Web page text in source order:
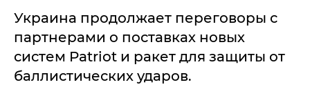
Украина продолжает переговоры с
партнерами о поставках новых
систем Patriot и ракет для защиты от
баллистических ударов.